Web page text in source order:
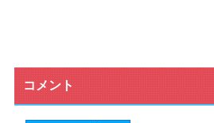
コメント